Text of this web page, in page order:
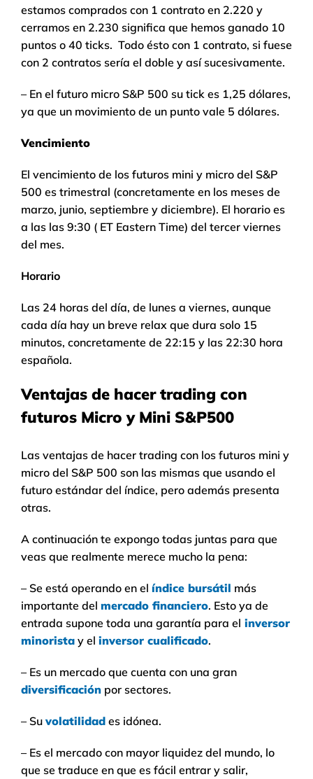
estamos comprados con 1 contrato en 2.220 y
cerramos en 2.230 significa que hemos ganado 10
puntos o 40 ticks. Todo ésto con 1 contrato, si fuese
con 2 contratos sería el doble y así sucesivamente.
– En el futuro micro S&P 500 su tick es 1,25 dólares,
ya que un movimiento de un punto vale 5 dólares.
Vencimiento
El vencimiento de los futuros mini y micro del S&P
500 es trimestral (concretamente en los meses de
marzo, junio, septiembre y diciembre). El horario es
a las las 9:30 ( ET Eastern Time) del tercer viernes
del mes.
Horario
Las 24 horas del día, de lunes a viernes, aunque
cada día hay un breve relax que dura solo 15
minutos, concretamente de 22:15 y las 22:30 hora
española.
Ventajas de hacer trading con
futuros Micro y Mini S&P500
Las ventajas de hacer trading con los futuros mini y
micro del S&P 500 son las mismas que usando el
futuro estándar del índice, pero además presenta
otras.
A continuación te expongo todas juntas para que
veas que realmente merece mucho la pena:
– Se está operando en el índice bursátil más
importante del mercado financiero. Esto ya de
entrada supone toda una garantía para el inversor
minorista y el inversor cualificado.
– Es un mercado que cuenta con una gran
diversificación por sectores.
– Su volatilidad es idónea.
– Es el mercado con mayor liquidez del mundo, lo
que se traduce en que es fácil entrar y salir,